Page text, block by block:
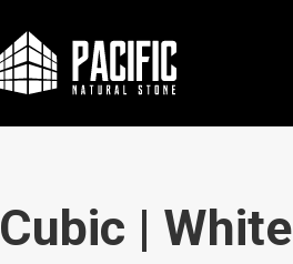
Cubic |